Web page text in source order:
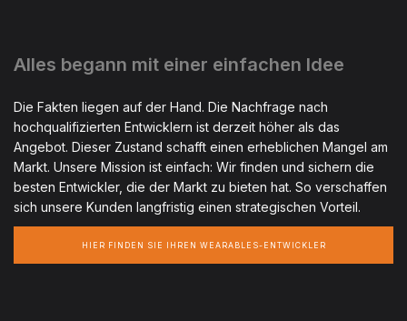
Alles begann mit einer einfachen Idee
Die Fakten liegen auf der Hand. Die Nachfrage nach
hochqualifizierten Entwicklern ist derzeit höher als das
Angebot. Dieser Zustand schafft einen erheblichen Mangel am
Markt. Unsere Mission ist einfach: Wir finden und sichern die
besten Entwickler, die der Markt zu bieten hat. So verschaffen
sich unsere Kunden langfristig einen strategischen Vorteil.
HIER FINDEN SIE IHREN WEARABLES-ENTWICKLER